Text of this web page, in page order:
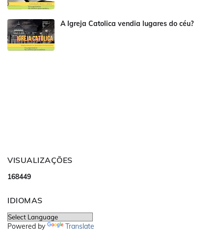
A Igreja Catolica vendia lugares do céu?
VISUALIZAÇÕES
168449
IDIOMAS
Powered by Translate